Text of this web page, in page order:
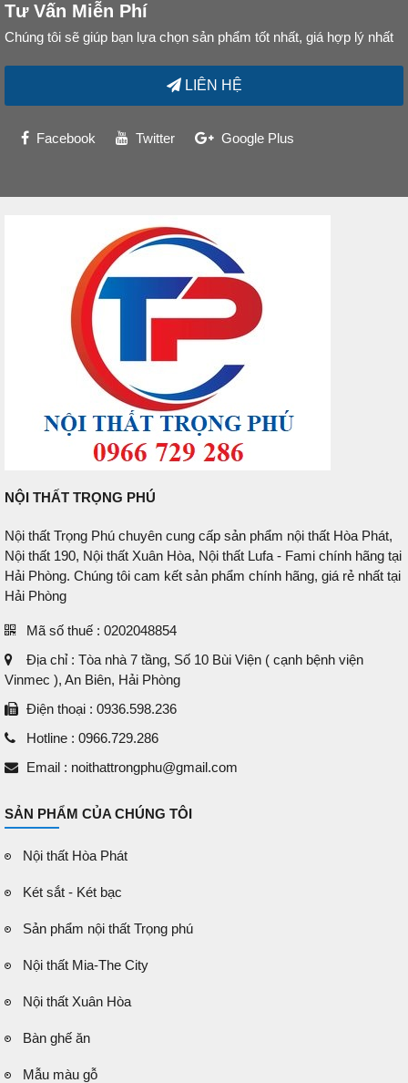
Tư Vấn Miễn Phí
Chúng tôi sẽ giúp bạn lựa chọn sản phẩm tốt nhất, giá hợp lý nhất
LIÊN HỆ
Facebook Twitter Google Plus
NỘI THẤT TRỌNG PHÚ
Nội thất Trọng Phú chuyên cung cấp sản phẩm nội thất Hòa Phát,
Nội thất 190, Nội thất Xuân Hòa, Nội thất Lufa - Fami chính hãng tại
Hải Phòng. Chúng tôi cam kết sản phẩm chính hãng, giá rẻ nhất tại
Hải Phòng
Mã số thuế : 0202048854
Địa chỉ : Tòa nhà 7 tầng, Số 10 Bùi Viện ( cạnh bệnh viện
Vinmec ), An Biên, Hải Phòng
Điện thoại : 0936.598.236
Hotline : 0966.729.286
Email : noithattrongphu@gmail.com
SẢN PHẨM CỦA CHÚNG TÔI
Nội thất Hòa Phát
Két sắt - Két bạc
Sản phẩm nội thất Trọng phú
Nội thất Mia-The City
Nội thất Xuân Hòa
Bàn ghế ăn
Mẫu màu gỗ